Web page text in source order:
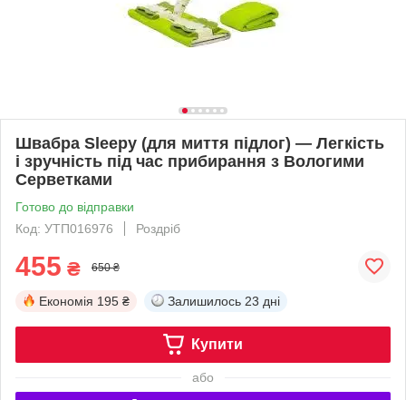
Швабра Sleepy (для миття підлог) — Легкість
і зручність під час прибирання з Вологими
Серветками
Готово до відправки
Код: УТП016976
Роздріб
455 ₴ 650 ₴
Економія 195 ₴ Залишилось 23 дні
Купити
або